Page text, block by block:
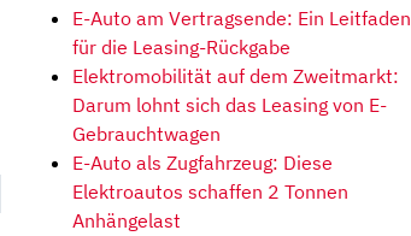
E-Auto am Vertragsende: Ein Leitfaden
für die Leasing-Rückgabe
Elektromobilität auf dem Zweitmarkt:
Darum lohnt sich das Leasing von E-
Gebrauchtwagen
E-Auto als Zugfahrzeug: Diese
Elektroautos schaffen 2 Tonnen
Anhängelast